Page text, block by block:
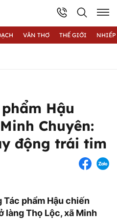
VĂN THƠ THẾ GIỚI
Hậu
Chuyên:
động trái tim
Tác phẩm Hậu chiến
làng Thọ Lộc, xã Minh